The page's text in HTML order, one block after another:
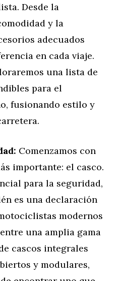
Desde la
y la
adecuados
en cada viaje.
una lista de
para el
fusionando estilo y
Comenzamos con
importante: el casco.
para la seguridad,
es una declaración
modernos
una amplia gama
cascos integrales
y modulares,